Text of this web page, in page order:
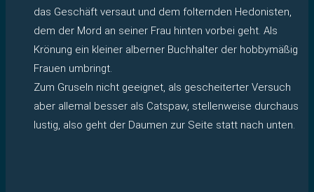
das Geschäft versaut und dem folternden Hedonisten,
dem der Mord an seiner Frau hinten vorbei geht. Als
Krönung ein kleiner alberner Buchhalter der hobbymäßig
Frauen umbringt.
Zum Gruseln nicht geeignet, als gescheiterter Versuch
aber allemal besser als Catspaw, stellenweise durchaus
lustig, also geht der Daumen zur Seite statt nach unten.